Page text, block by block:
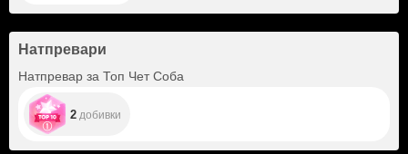
Натпревари
Натпревар за Топ Чет Соба
2 добивки